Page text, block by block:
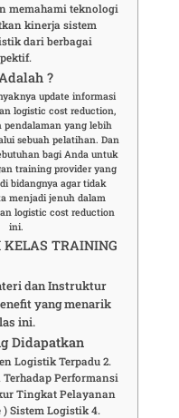
memahami teknologi
kinerja sistem
dari berbagai
?
update informasi
logistic cost reduction,
yang lebih
sebuah pelatihan. Dan
bagi Anda untuk
training provider yang
bidangnya agar tidak
menjadi jenuh dalam
logistic cost reduction
ini.
KELAS TRAINING
dan Instruktur
yang menarik
ini.
Didapatkan
Logistik Terpadu 2.
Performansi
Tingkat Pelayanan
) Sistem Logistik 4.